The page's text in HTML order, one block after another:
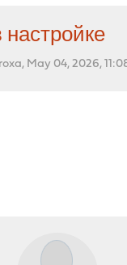
May 04, 2026,